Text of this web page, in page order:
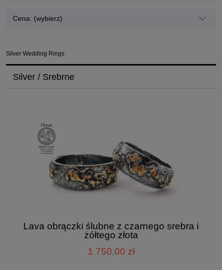
Cena: (wybierz)
Silver Wedding Rings
Silver / Srebrne
Lava obrączki ślubne z czarnego srebra i
żółtego złota
1 750,00 zł